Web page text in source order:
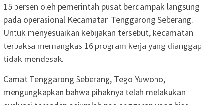
15 persen oleh pemerintah pusat berdampak langsung
pada operasional Kecamatan Tenggarong Seberang.
Untuk menyesuaikan kebijakan tersebut, kecamatan
terpaksa memangkas 16 program kerja yang dianggap
tidak mendesak.
Camat Tenggarong Seberang, Tego Yuwono,
mengungkapkan bahwa pihaknya telah melakukan